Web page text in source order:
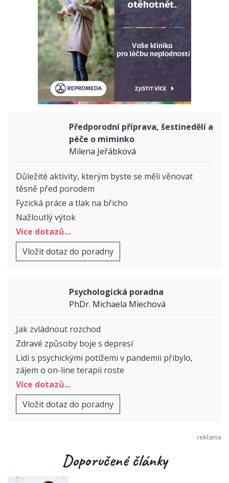
Předporodní příprava, šestinedělí a
péče o miminko
Milena Jeřábková
Důležité aktivity, kterým byste se měli věnovat
těsně před porodem
Fyzická práce a tlak na břicho
Nažloutlý výtok
Více dotazů...
Vložit dotaz do poradny
Psychologická poradna
PhDr. Michaela Miechová
Jak zvládnout rozchod
Zdravé způsoby boje s depresí
Lidí s psychickými potížemi v pandemii přibylo,
zájem o on-line terapii roste
Více dotazů...
Vložit dotaz do poradny
Doporučené články